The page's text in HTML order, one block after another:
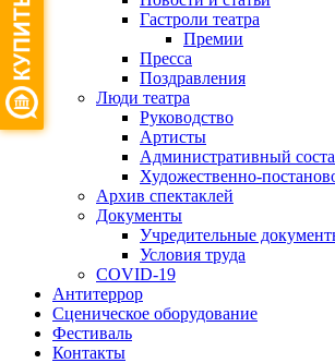
Гастроли театра
Премии
Пресса
Поздравления
Люди театра
Руководство
Артисты
Административный
Художественно-
Архив спектаклей
Документы
Учредительные
Условия труда
COVID-19
Антитеррор
Сценическое оборудование
Фестиваль
Контакты